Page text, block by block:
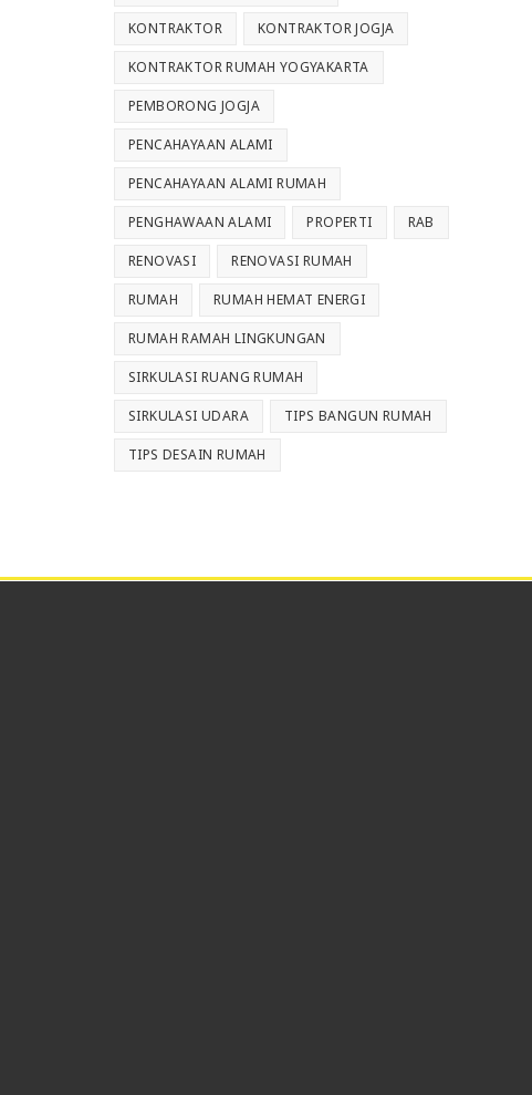
KONTRAKTOR KONTRAKTOR JOGJA
KONTRAKTOR RUMAH YOGYAKARTA
PEMBORONG JOGJA
PENCAHAYAAN ALAMI
PENCAHAYAAN ALAMI RUMAH
PENGHAWAAN ALAMI PROPERTI RAB
RENOVASI RENOVASI RUMAH
RUMAH RUMAH HEMAT ENERGI
RUMAH RAMAH LINGKUNGAN
SIRKULASI RUANG RUMAH
SIRKULASI UDARA TIPS BANGUN RUMAH
TIPS DESAIN RUMAH